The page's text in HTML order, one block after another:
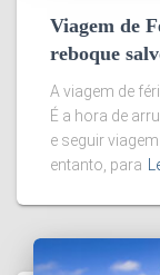
Viagem de
reboque
A viagem de
É a hora de
e seguir
entanto, para